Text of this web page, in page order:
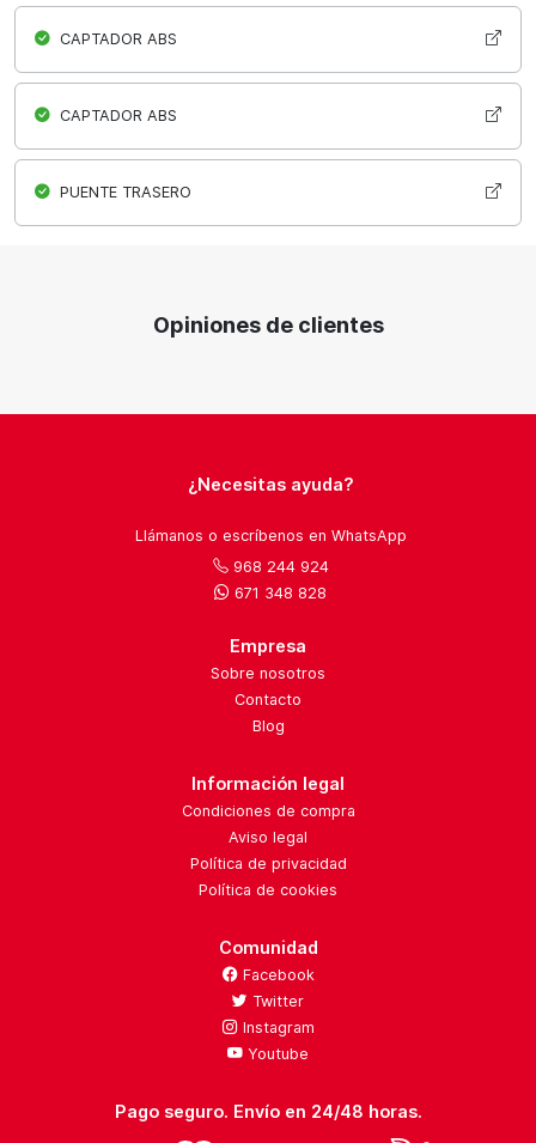
CAPTADOR ABS
CAPTADOR ABS
PUENTE TRASERO
Opiniones de clientes
¿Necesitas ayuda?
Llámanos o escríbenos en WhatsApp
968 244 924
671 348 828
Empresa
Sobre nosotros
Contacto
Blog
Información legal
Condiciones de compra
Aviso legal
Política de privacidad
Política de cookies
Comunidad
Facebook
Twitter
Instagram
Youtube
Pago seguro. Envío en 24/48 horas.